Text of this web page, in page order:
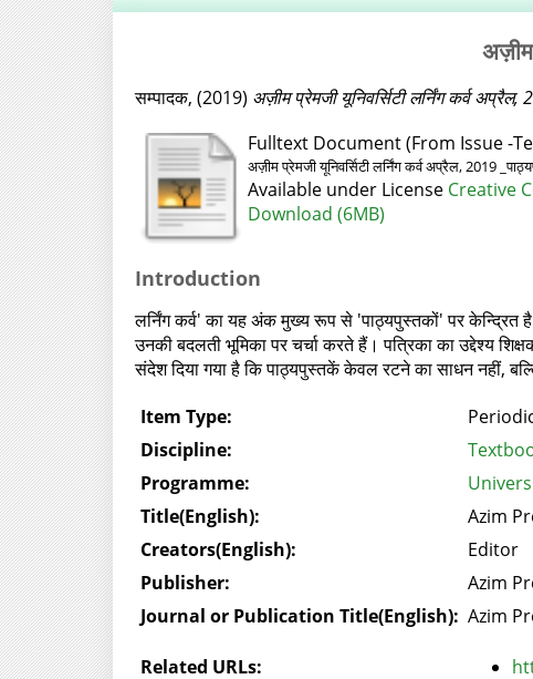
अज़ीम
सम्‍पादक, (2019) अज़ीम प्रेमजी यूनिवर्सिटी लर्निंग कर्व
Fulltext Document (From Issue -
अज़ीम प्रेमजी यूनिवर्सिटी लर्निंग कर्व अप्रैल, 2019
Available under License Creative
Download (6MB)
Introduction
लर्निंग कर्व' का यह अंक मुख्य रूप से 'पाठ्यपुस्तकों' पर केन्द्रित
उनकी बदलती भूमिका पर चर्चा करते हैं। पत्रिका का उद्देश्य
संदेश दिया गया है कि पाठ्यपुस्तकें केवल रटने का साधन नहीं,
Item Type:
Discipline:
Programme:
Title(English):
Azim
Creators(English):
Editor
Publisher:
Azim
Journal or Publication Title(English): Azim
Related URLs: